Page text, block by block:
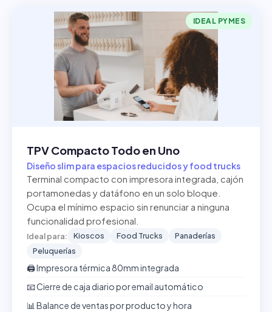
IDEAL PYMES
TPV Compacto Todo en Uno
Diseño slim para espacios reducidos y food trucks
Terminal compacto con impresora integrada, cajón
portamonedas y datáfono en un solo bloque.
Ocupa el mínimo espacio sin renunciar a ninguna
funcionalidad profesional.
Ideal para: Kioscos Food Trucks
Panaderías
Peluquerías
🖨️ Impresora térmica 80mm integrada
📧 Cierre de caja diario por email automático
📊 Balance de ventas por producto y hora